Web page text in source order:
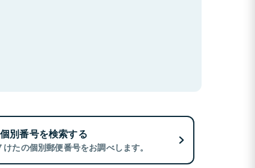
別番号を検索する
たの個別郵便番号をお調べします。